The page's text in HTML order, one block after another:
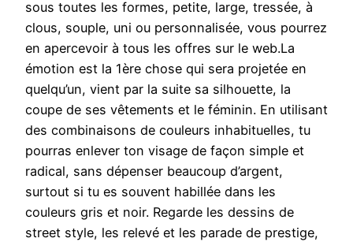
sous toutes les formes, petite, large, tressée, à
clous, souple, uni ou personnalisée, vous pourrez
en apercevoir à tous les offres sur le web.La
émotion est la 1ère chose qui sera projetée en
quelqu’un, vient par la suite sa silhouette, la
coupe de ses vêtements et le féminin. En utilisant
des combinaisons de couleurs inhabituelles, tu
pourras enlever ton visage de façon simple et
radical, sans dépenser beaucoup d’argent,
surtout si tu es souvent habillée dans les
couleurs gris et noir. Regarde les dessins de
street style, les relevé et les parade de prestige,